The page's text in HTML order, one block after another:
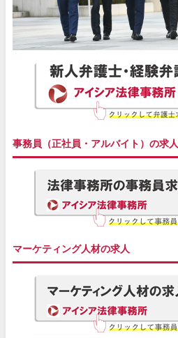
事務員（正社員・アルバイト）の求人
マーケティング人材の求人